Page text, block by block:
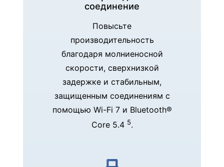
соединение
Повысьте
производительность
благодаря молниеносной
скорости, сверхнизкой
задержке и стабильным,
защищенным соединениям с
помощью Wi-Fi 7 и Bluetooth®
Core 5.4 5.